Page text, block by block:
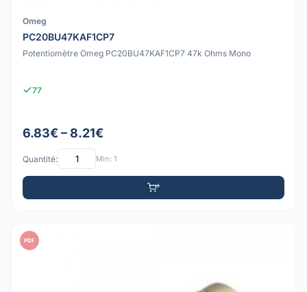
Omeg
PC20BU47KAF1CP7
Potentiomètre Omeg PC20BU47KAF1CP7 47k Ohms Mono
77
6.83€ – 8.21€
Quantité: Min: 1
PDF